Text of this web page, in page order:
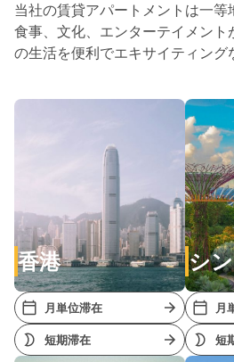
当社の賃貸アパートメントは一
食事、文化、エンターテイメント
の生活を便利でエキサイティング
香港
月単位滞在
短期滞在
シ
月
短